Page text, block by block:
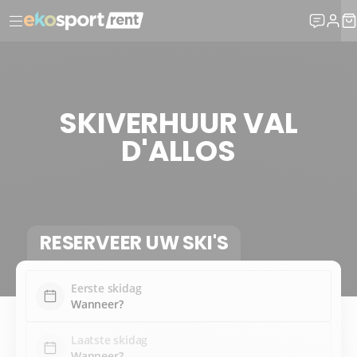
SKIVERHUUR VAL
D'ALLOS
RESERVEER UW SKI'S
Eerste skidag
Laatste skidag